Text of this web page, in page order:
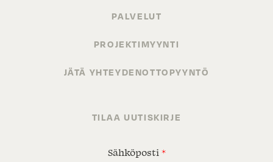
PALVELUT
PROJEKTIMYYNTI
JÄTÄ YHTEYDENOTTOPYYNTÖ
TILAA UUTISKIRJE
Sähköposti *